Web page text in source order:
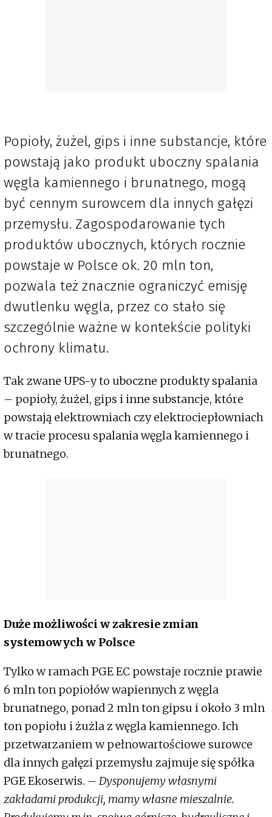
Popioły, żużel, gips i inne substancje, które
powstają jako produkt uboczny spalania
węgla kamiennego i brunatnego, mogą
być cennym surowcem dla innych gałęzi
przemysłu. Zagospodarowanie tych
produktów ubocznych, których rocznie
powstaje w Polsce ok. 20 mln ton,
pozwala też znacznie ograniczyć emisję
dwutlenku węgla, przez co stało się
szczególnie ważne w kontekście polityki
ochrony klimatu.
Tak zwane UPS-y to uboczne produkty spalania
– popioły, żużel, gips i inne substancje, które
powstają elektrowniach czy elektrociepłowniach
w tracie procesu spalania węgla kamiennego i
brunatnego.
Duże możliwości w zakresie zmian
systemowych w Polsce
Tylko w ramach PGE EC powstaje rocznie prawie
6 mln ton popiołów wapiennych z węgla
brunatnego, ponad 2 mln ton gipsu i około 3 mln
ton popiołu i żużla z węgla kamiennego. Ich
przetwarzaniem w pełnowartościowe surowce
dla innych gałęzi przemysłu zajmuje się spółka
PGE Ekoserwis. – Dysponujemy własnymi
zakładami produkcji, mamy własne mieszalnie.